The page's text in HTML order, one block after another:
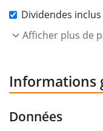
Dividendes inclus
Afficher plus de
Informations
Données